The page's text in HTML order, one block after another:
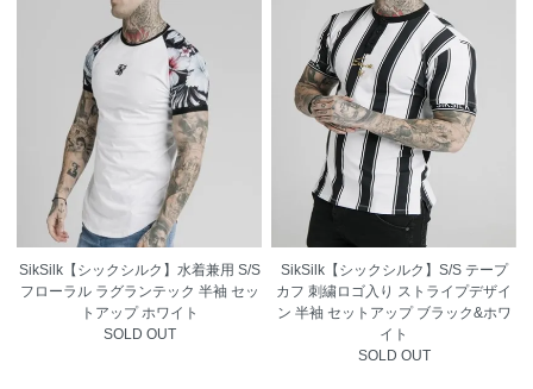
SikSilk【シックシルク】水着兼用 S/S
フローラル ラグランテック 半袖 セッ
トアップ ホワイト
SOLD OUT
SikSilk【シックシルク】S/S テープ
カフ 刺繍ロゴ入り ストライプデザイ
ン 半袖 セットアップ ブラック&ホワ
イト
SOLD OUT